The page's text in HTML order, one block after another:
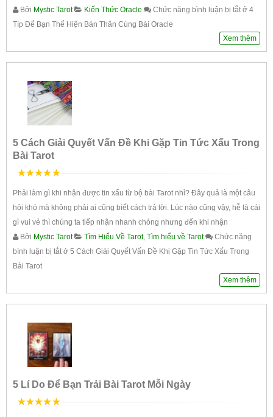
Bởi Mystic Tarot Kiến Thức Oracle Chức năng bình luận bị tắtở 4
Típ Để Bạn Thể Hiện Bản Thân Cùng Bài Oracle
Xem thêm
5 Cách Giải Quyết Vấn Đề Khi Gặp Tin Tức Xấu Trong
Bài Tarot
Phải làm gì khi nhận được tin xấu từ bộ bài Tarot nhỉ? Đây quả là một câu
hỏi khó mà không phải ai cũng biết cách trả lời. Lúc nào cũng vậy, hễ là cái
gì vui vẻ thì chúng ta tiếp nhận nhanh chóng nhưng đến khi nhận
Bởi Mystic Tarot Tìm Hiểu Về Tarot, Tìm hiểu về Tarot
Chức năng
bình luận bị tắtở 5 Cách Giải Quyết Vấn Đề Khi Gặp Tin Tức Xấu Trong
Bài Tarot
Xem thêm
5 Lí Do Để Bạn Trải Bài Tarot Mỗi Ngày